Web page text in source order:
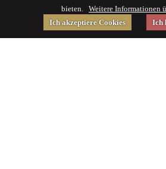
bieten. Weitere Informationen
Ich akzeptiere Cookies
Ich